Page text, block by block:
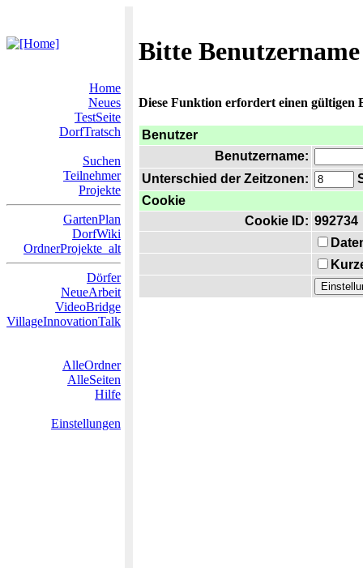
Bitte
Home
Neues
TestSeite
DorfTratsch
Suchen
Teilnehmer
Projekte
GartenPlan
DorfWiki
OrdnerProjekte_alt
Dörfer
NeueArbeit
VideoBridge
VillageInnovationTalk
AlleOrdner
AlleSeiten
Hilfe
Einstellungen
Diese Funktion erfordert einen gültigen
Benutzer
Benutzername:
Unterschied der Zeitzonen:
Cookie
Cookie ID: 992734